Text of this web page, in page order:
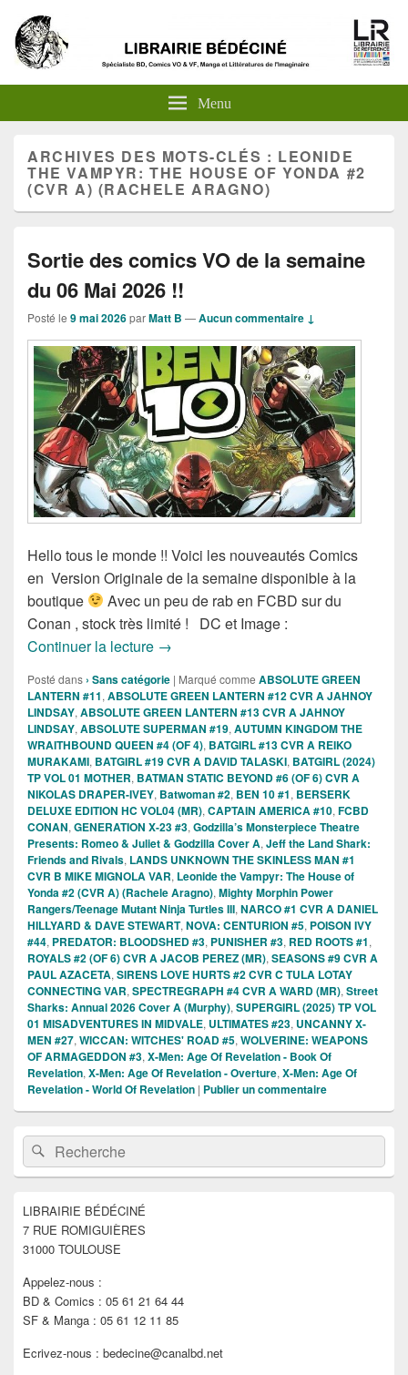
Menu
ARCHIVES DES MOTS-CLÉS : LEONIDE
THE VAMPYR: THE HOUSE OF YONDA #2
(CVR A) (RACHELE ARAGNO)
Sortie des comics VO de la semaine
du 06 Mai 2026 !!
Posté le 9 mai 2026parMatt B —Aucun commentaire ↓
Hello tous le monde !! Voici les nouveautés Comics
en Version Originale de la semaine disponible à la
boutique
Avec un peu de rab en FCBD sur du
Conan , stock très limité ! DC et Image :
Continuer la lecture Sortie des comics VO de la semaine
→
Posté dans › Sans catégorie | Marqué comme ABSOLUTE GREEN
LANTERN #11, ABSOLUTE GREEN LANTERN #12 CVR A JAHNOY
LINDSAY, ABSOLUTE GREEN LANTERN #13 CVR A JAHNOY
LINDSAY, ABSOLUTE SUPERMAN #19, AUTUMN KINGDOM THE
WRAITHBOUND QUEEN #4 (OF 4), BATGIRL #13 CVR A REIKO
MURAKAMI, BATGIRL #19 CVR A DAVID TALASKI, BATGIRL (2024)
TP VOL 01 MOTHER, BATMAN STATIC BEYOND #6 (OF 6) CVR A
NIKOLAS DRAPER-IVEY, Batwoman #2, BEN 10 #1, BERSERK
DELUXE EDITION HC VOL04 (MR), CAPTAIN AMERICA #10, FCBD
CONAN, GENERATION X-23 #3, Godzilla’s Monsterpiece Theatre
Presents: Romeo & Juliet & Godzilla Cover A, Jeff the Land Shark:
Friends and Rivals, LANDS UNKNOWN THE SKINLESS MAN #1
CVR B MIKE MIGNOLA VAR, Leonide the Vampyr: The House of
Yonda #2 (CVR A) (Rachele Aragno), Mighty Morphin Power
Rangers/Teenage Mutant Ninja Turtles III, NARCO #1 CVR A DANIEL
HILLYARD & DAVE STEWART, NOVA: CENTURION #5, POISON IVY
#44, PREDATOR: BLOODSHED #3, PUNISHER #3, RED ROOTS #1,
ROYALS #2 (OF 6) CVR A JACOB PEREZ (MR), SEASONS #9 CVR A
PAUL AZACETA, SIRENS LOVE HURTS #2 CVR C TULA LOTAY
CONNECTING VAR, SPECTREGRAPH #4 CVR A WARD (MR), Street
Sharks: Annual 2026 Cover A (Murphy), SUPERGIRL (2025) TP VOL
01 MISADVENTURES IN MIDVALE, ULTIMATES #23, UNCANNY X-
MEN #27, WICCAN: WITCHES' ROAD #5, WOLVERINE: WEAPONS
OF ARMAGEDDON #3, X-Men: Age Of Revelation - Book Of
Revelation, X-Men: Age Of Revelation - Overture, X-Men: Age Of
Revelation - World Of Revelation | Publier un commentaire
Zone
principale
de
widget
barre
latérale
Recherche :Rechercher
LIBRAIRIE BÉDÉCINÉ
7 RUE ROMIGUIÈRES
31000 TOULOUSE
Appelez-nous :
BD & Comics : 05 61 21 64 44
SF & Manga : 05 61 12 11 85
Ecrivez-nous : bedecine@canalbd.net